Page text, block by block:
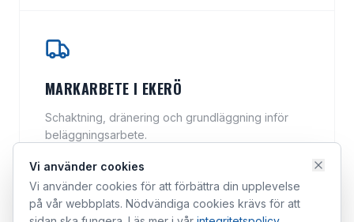
MARKARBETE I EKERÖ
Schaktning, dränering och grundläggning inför
beläggningsarbete.
Vi använder cookies
Vi använder cookies för att förbättra din upplevelse
på vår webbplats. Nödvändiga cookies krävs för att